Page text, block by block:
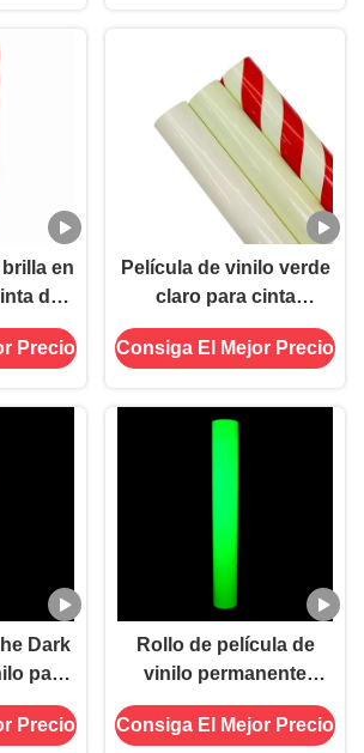
en
de
Precio
Película de vinilo verde
claro para cinta
luminosa
Consiga El Mejor Precio
Dark
para
las
Precio
Rollo de película de
vinilo permanente
fotoluminiscente
brillante en la oscuridad
Consiga El Mejor Precio